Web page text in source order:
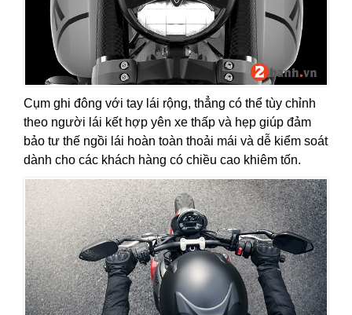
Cụm ghi đông với tay lái rộng, thẳng có thể tùy chỉnh
theo người lái kết hợp yên xe thấp và hẹp giúp đảm
bảo tư thế ngồi lái hoàn toàn thoải mái và dễ kiểm soát
dành cho các khách hàng có chiều cao khiêm tốn.